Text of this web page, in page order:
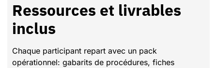
Ressources et livrables
inclus
Chaque participant repart avec un pack
opérationnel: gabarits de procédures, fiches